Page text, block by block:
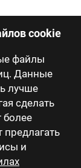
cookie
файлы
Данные
лучше
сделать
более
и